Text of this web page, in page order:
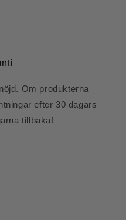
Om produkterna
efter 30 dagars
tillbaka!